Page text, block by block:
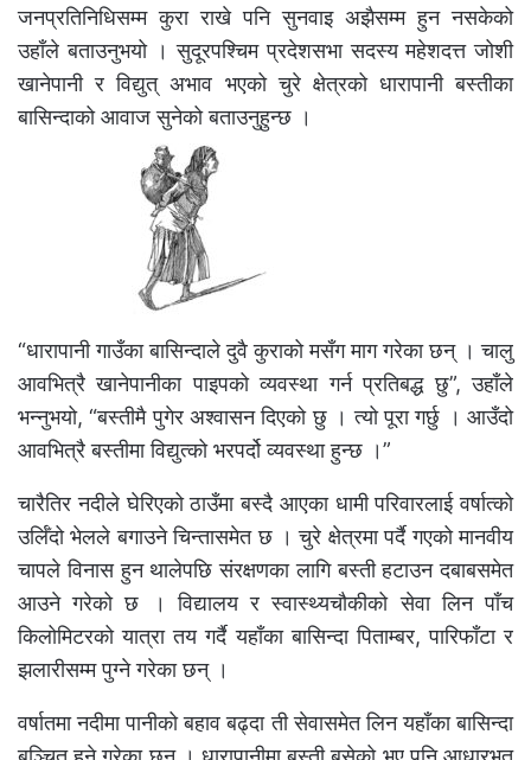
जनप्रतिनिधिसम्म कुरा राखे पनि सुनवाइ अझैसम्म हुन नसकेको
उहाँले बताउनुभयो । सुदूरपश्चिम प्रदेशसभा सदस्य महेशदत्त जोशी
खानेपानी र विद्युत् अभाव भएको चुरे क्षेत्रको धारापानी बस्तीका
बासिन्दाको आवाज सुनेको बताउनुहुन्छ ।
“धारापानी गाउँका बासिन्दाले दुवै कुराको मसँग माग गरेका छन् । चालु
आवभित्रै खानेपानीका पाइपको व्यवस्था गर्न प्रतिबद्ध छु”, उहाँले
भन्नुभयो, “बस्तीमै पुगेर अश्वासन दिएको छु । त्यो पूरा गर्छु । आउँदो
आवभित्रै बस्तीमा विद्युत्को भरपर्दो व्यवस्था हुन्छ ।”
चारैतिर नदीले घेरिएको ठाउँमा बस्दै आएका धामी परिवारलाई वर्षात्को
उर्लिँदो भेलले बगाउने चिन्तासमेत छ । चुरे क्षेत्रमा पर्दै गएको मानवीय
चापले विनास हुन थालेपछि संरक्षणका लागि बस्ती हटाउन दबाबसमेत
आउने गरेको छ । विद्यालय र स्वास्थ्यचौकीको सेवा लिन पाँच
किलोमिटरको यात्रा तय गर्दै यहाँका बासिन्दा पिताम्बर, पारिफाँटा र
झलारीसम्म पुग्ने गरेका छन् ।
वर्षातमा नदीमा पानीको बहाव बढ्दा ती सेवासमेत लिन यहाँका बासिन्दा